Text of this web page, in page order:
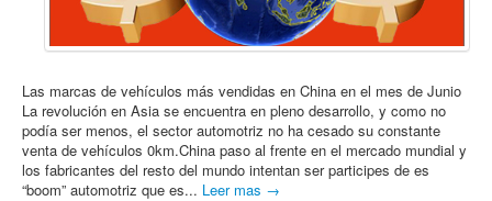
Las marcas de vehículos más vendidas en China en el mes de Junio
La revolución en Asia se encuentra en pleno desarrollo, y como no
podía ser menos, el sector automotriz no ha cesado su constante
venta de vehículos 0km.China paso al frente en el mercado mundial y
los fabricantes del resto del mundo intentan ser participes de es
“boom” automotriz que es... Leer mas →